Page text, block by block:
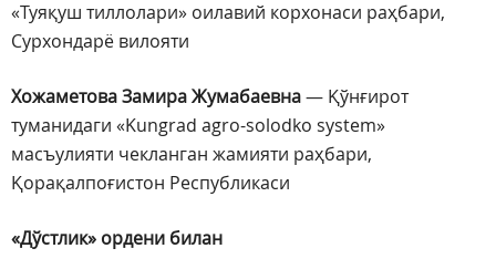
«Туяқуш тиллолари» оилавий корхонаси раҳбари,
Сурхондарё вилояти
Хожаметова Замира Жумабаевна— Қўнғирот
туманидаги «Kungrad agro-solodko system»
масъулияти чекланган жамияти раҳбари,
Қорақалпоғистон Республикаси
«Дўстлик» ордени билан